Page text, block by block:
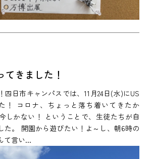
てきました！
四日市キャンパスでは、11月24日(水)にUS
！ コロナ、ちょっと落ち着いてきたか
しかない！ ということで、生徒たちが自
た。 開園から遊びたい！よ～し、朝6時の
て言い...